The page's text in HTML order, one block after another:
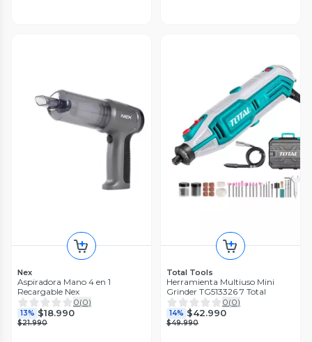
Nex
Aspiradora Mano 4 en 1
Recargable Nex
0(0)
13% $18.990
$21.990
Total Tools
Herramienta Multiuso Mini
Grinder TG513326 7 Total
0(0)
14% $42.990
$49.990